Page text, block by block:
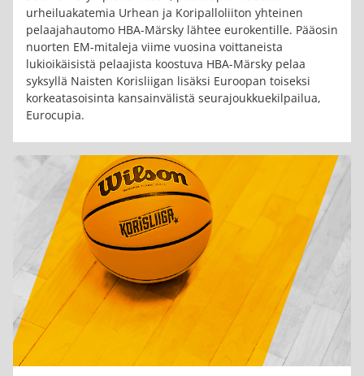
urheiluakatemia Urhean ja Koripalloliiton yhteinen
pelaajahautomo HBA-Märsky lähtee eurokentille. Pääosin
nuorten EM-mitaleja viime vuosina voittaneista
lukioikäisistä pelaajista koostuva HBA-Märsky pelaa
syksyllä Naisten Korisliigan lisäksi Euroopan toiseksi
korkeatasoisinta kansainvälistä seurajoukkuekilpailua,
Eurocupia.